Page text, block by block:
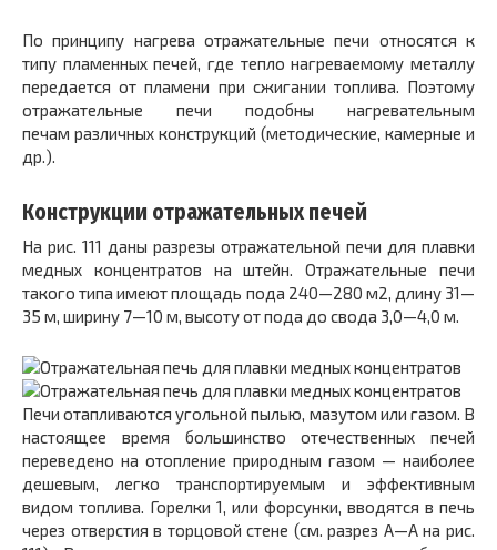
По принципу нагрева отражательные печи относятся к
типу пламенных печей, где тепло нагреваемому метал­лу
передается от пламени при сжигании топлива. Поэто­му
отражательные печи подобны нагревательным
печам различных конструкций (методические, камерные и
др.).
Конструкции отражательных печей
На рис. 111 даны разрезы отражательной печи для плавки
медных кон­центратов на штейн. Отражательные печи
такого типа имеют площадь пода 240—280 м2, длину 31—
35 м, ширину 7—10 м, высоту от пода до свода 3,0—4,0 м.
Печи отапливаются угольной пылью, мазутом или га­зом. В
настоящее время большинство отечественных пе­чей
переведено на отопление природным газом — наи­более
дешевым, легко транспортируемым и эффектив­ным
видом топлива. Горелки 1, или форсунки, вводятся в печь
через отверстия в торцовой стене (см. разрез А—А на рис.